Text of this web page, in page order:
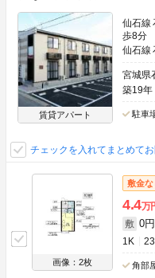
賃貸アパート
仙石線
歩8分
仙石線
宮城県
築19年
駐車
チェックを入れてまとめて
画像：2枚
敷金な
4.4万
敷 0円
1K
角部